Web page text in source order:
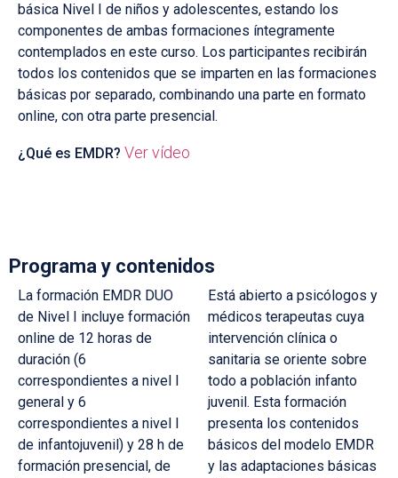
básica Nivel I de niños y adolescentes, estando los
componentes de ambas formaciones íntegramente
contemplados en este curso. Los participantes recibirán
todos los contenidos que se imparten en las formaciones
básicas por separado, combinando una parte en formato
online, con otra parte presencial.
¿Qué es EMDR? Ver vídeo
Programa y contenidos
La formación EMDR DUO
de Nivel I incluye formación
online de 12 horas de
duración (6
correspondientes a nivel I
general y 6
correspondientes a nivel I
de infantojuvenil) y 28 h de
formación presencial, de
Está abierto a psicólogos y
médicos terapeutas cuya
intervención clínica o
sanitaria se oriente sobre
todo a población infanto
juvenil. Esta formación
presenta los contenidos
básicos del modelo EMDR
y las adaptaciones básicas